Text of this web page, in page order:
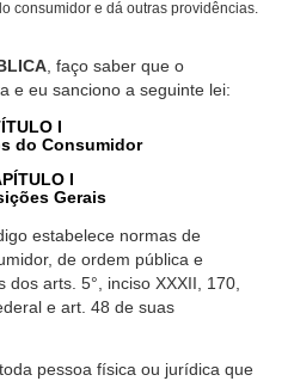
consumidor e dá outras providências.
, faço saber que o
e eu sanciono a seguinte lei:
I
do Consumidor
I
Gerais
estabelece normas de
de ordem pública e
dos arts. 5°, inciso XXXII, 170,
e art. 48 de suas
pessoa física ou jurídica que